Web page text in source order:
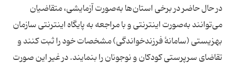
در حال حاضر در برخی استان‌ها به‌صورت آزمایشی، متقاضیان
می‌توانند به‌صورت اینترنتی و با مراجعه به پایگاه اینترنتی سازمان
بهزیستی (سامانهٔ فرزندخواندگی) مشخصات خود را ثبت کنند و
تقاضای سرپرستی کودکان و نوجونان را بنمایند. در غیر این صورت